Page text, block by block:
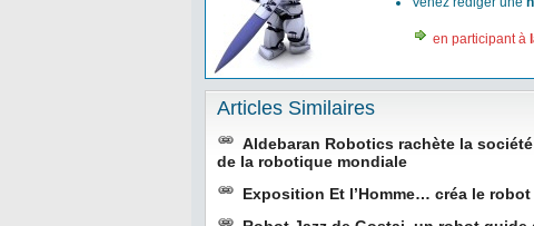
en participant à
Articles Similaires
Aldebaran Robotics rachète la
de la robotique mondiale
Exposition Et l’Homme… créa le